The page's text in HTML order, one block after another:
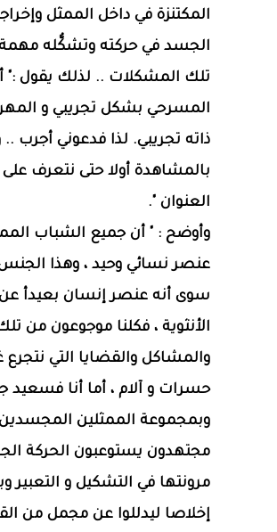
المكتنزة في داخل الممثل
الجسد في حركته وتشكُّله مهمة
تلك المشكلات .. لذلك يقول
المسرحي بشكل تجريبي و
ذاته تجريبي. لذا فدعوني أجرب
بالمشاهدة أولا حتى نتعرف
العنوان ".
وأوضح : " أن جميع الشباب
عنصر نسائي وحيد ، وهذا
سوى أنه عنصر إنسان بعيدأ عن
الأنثوية ، فكلنا موجوعون من
والمشاكل والقضايا التي
حسرات و آلام ، أما أنا فسعيد
وبمجموعة الممثلين
مجتهدون يستوعبون الحركة
مرونتها في التشكيل و التعبير
إخلاصا ليدللوا عن مجمل من